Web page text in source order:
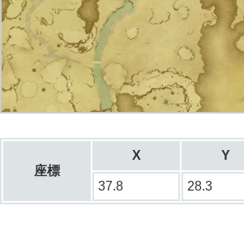
座標
X Y
37.8 28.3